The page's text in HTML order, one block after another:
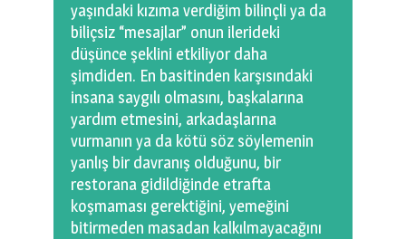
yaşındaki kızıma verdiğim bilinçli ya da
biliçsiz “mesajlar” onun ilerideki
düşünce şeklini etkiliyor daha
şimdiden. En basitinden karşısındaki
insana saygılı olmasını, başkalarına
yardım etmesini, arkadaşlarına
vurmanın ya da kötü söz söylemenin
yanlış bir davranış olduğunu, bir
restorana gidildiğinde etrafta
koşmaması gerektiğini, yemeğini
bitirmeden masadan kalkılmayacağını